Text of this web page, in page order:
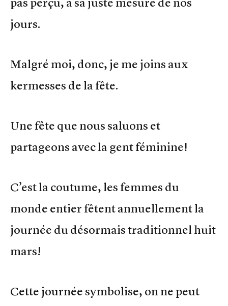
jours.
Malgré moi, donc, je me joins aux
kermesses de la fête.
Une fête que nous saluons et
partageons avec la gent féminine!
C’est la coutume, les femmes du
monde entier fêtent annuellement la
journée du désormais traditionnel huit
mars!
Cette journée symbolise, on ne peut